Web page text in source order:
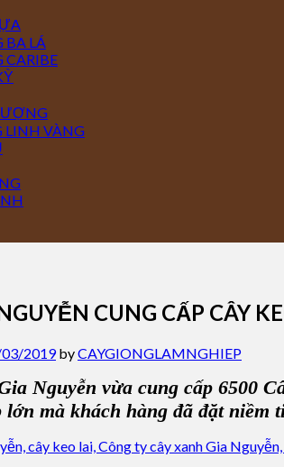
BA LÁ
CARIBE
LINH VÀNG
CUNG CẤP CÂY
2019byCAYGIONGLAMNGHIEP
Nguyễn vừa cung cấp 6500
lớn mà khách hàng đã đặt niềm